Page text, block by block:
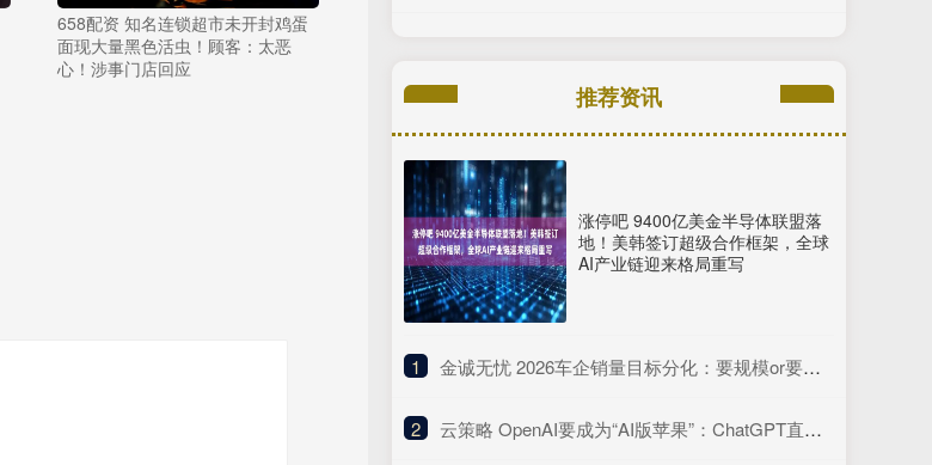
658配资 知名连锁超市未开封鸡蛋
面现大量黑色活虫！顾客：太恶
心！涉事门店回应
推荐资讯
涨停吧 9400亿美金半导体联盟落
地！美韩签订超级合作框架，全球
AI产业链迎来格局重写
1 ​金诚无忧 2026车企销量目标分化：要规模or要利润，谁能跑赢淘汰赛？
2 ​云策略 OpenAI要成为“AI版苹果”：ChatGPT直接装App，变身“操作系统”，Agent Kit几分钟开发复杂应用，多款AI硬件正在研发